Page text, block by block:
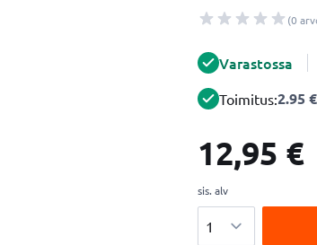
(0
Varastossa
Toimitus:2.95 €
12,95 €
sis. alv